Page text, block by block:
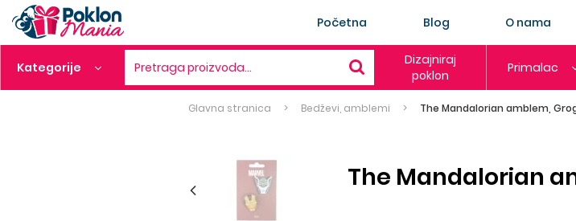
Početna Blog O nama
Kategorije Pretraga proizvoda…
Dizajniraj
poklon
Primalac
Glavna stranica Bedževi, amblemi The Mandalorian amblem,
The Mandalorian